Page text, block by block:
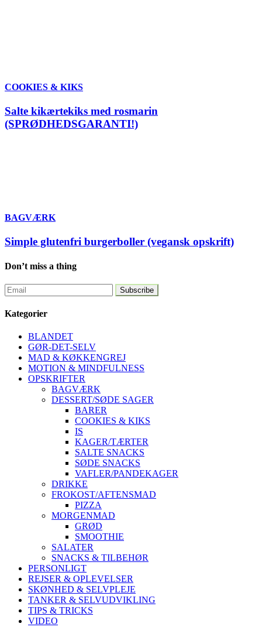
COOKIES & KIKS
Salte kikærtekiks med rosmarin
(SPRØDHEDSGARANTI!)
BAGVÆRK
Simple glutenfri burgerboller (vegansk opskrift)
Don’t miss a thing
Kategorier
BLANDET
GØR-DET-SELV
MAD & KØKKENGREJ
MOTION & MINDFULNESS
OPSKRIFTER
BAGVÆRK
DESSERT/SØDE SAGER
BARER
COOKIES & KIKS
IS
KAGER/TÆRTER
SALTE SNACKS
SØDE SNACKS
VAFLER/PANDEKAGER
DRIKKE
FROKOST/AFTENSMAD
PIZZA
MORGENMAD
GRØD
SMOOTHIE
SALATER
SNACKS & TILBEHØR
PERSONLIGT
REJSER & OPLEVELSER
SKØNHED & SELVPLEJE
TANKER & SELVUDVIKLING
TIPS & TRICKS
VIDEO